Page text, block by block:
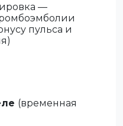
—
пульса и
(временная